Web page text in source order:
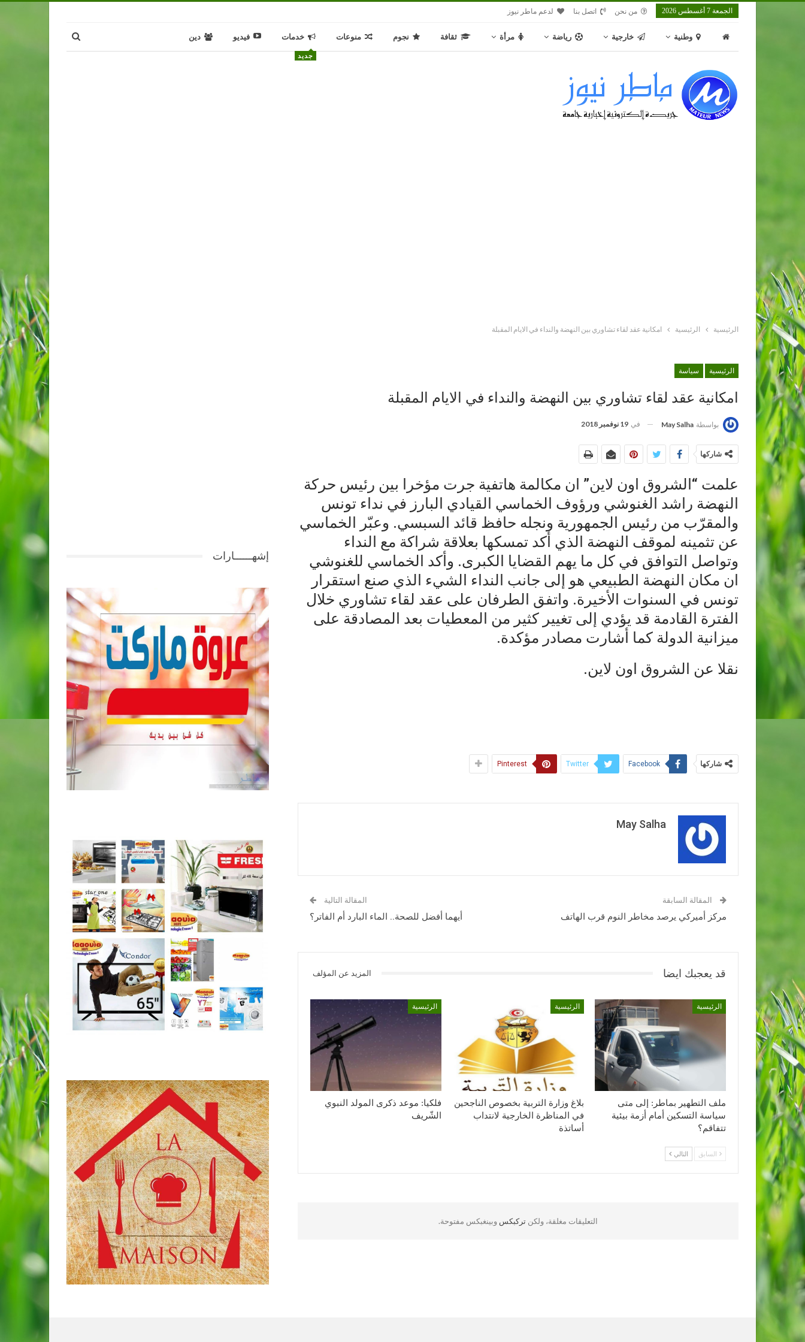
الجمعة 7 أغسطس 2026 من نحن اتصل بنا لدعم ماطر نيوز
وطنية خارجية رياضة مرأة ثقافة نجوم منوعات خدمات
جديد
فيديو دين
الرئيسية الرئيسية امكانية عقد لقاء تشاوري بين النهضة والنداء في الايام المقبلة
الرئيسية سياسة
امكانية عقد لقاء تشاوري بين النهضة والنداء في الايام المقبلة
بواسطة May Salha في 19 نوفمبر 2018
شاركها
علمت “الشروق اون لاين” ان مكالمة هاتفية جرت مؤخرا بين رئيس حركة
النهضة راشد الغنوشي ورؤوف الخماسي القيادي البارز في نداء تونس
والمقرّب من رئيس الجمهورية ونجله حافظ قائد السبسي. وعبّر الخماسي
عن تثمينه لموقف النهضة الذي أكد تمسكها بعلاقة شراكة مع النداء
وتواصل التوافق في كل ما يهم القضايا الكبرى. وأكد الخماسي للغنوشي
ان مكان النهضة الطبيعي هو إلى جانب النداء الشيء الذي صنع استقرار
تونس في السنوات الأخيرة. واتفق الطرفان على عقد لقاء تشاوري خلال
الفترة القادمة قد يؤدي إلى تغيير كثير من المعطيات بعد المصادقة على
ميزانية الدولة كما أشارت مصادر مؤكدة.
نقلا عن الشروق اون لاين.
شاركها Facebook
Twitter
Pinterest
May Salha
المقالة السابقة
مركز أميركي يرصد مخاطر النوم قرب الهاتف
المقالة التالية
أيهما أفضل للصحة.. الماء البارد أم الفاتر؟
قد يعجبك ايضا المزيد عن المؤلف
الرئيسية
ملف التطهير بماطر: إلى متى
سياسة التسكين أمام أزمة بيئية
تتفاقم؟
الرئيسية
بلاغ وزارة التربية بخصوص الناجحين
في المناظرة الخارجية لانتداب
أساتذة
الرئيسية
فلكيا: موعد ذكرى المولد النبوي
الشّريف
السابق التالي
التعليقات مغلقة، ولكن تركبكس وبينغبكس مفتوحة.
إشهــــــارات